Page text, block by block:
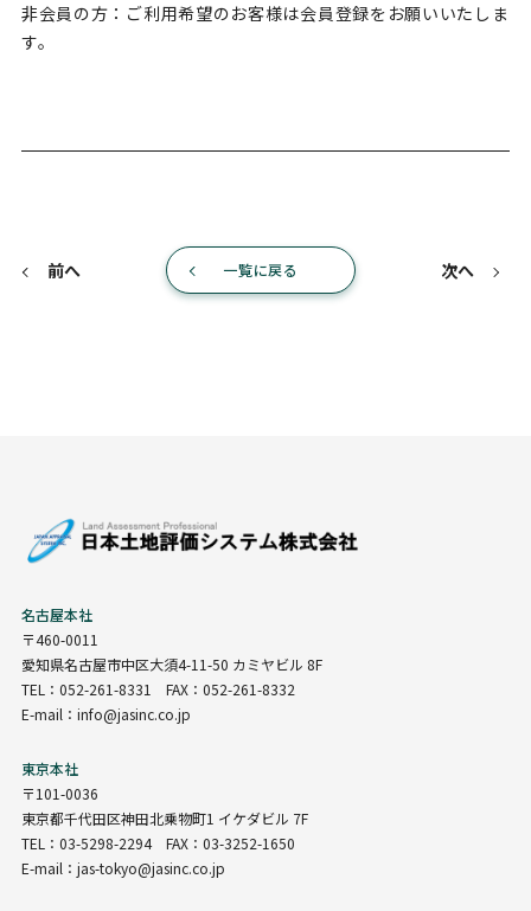
非会員の方：ご利用希望のお客様は会員登録をお願いいたしま
す。
前へ 一覧に戻る 次へ
名古屋本社
〒460-0011
愛知県名古屋市中区大須4-11-50 カミヤビル 8F
TEL：052-261-8331 FAX：052-261-8332
E-mail：info@jasinc.co.jp
東京本社
〒101-0036
東京都千代田区神田北乗物町1 イケダビル 7F
TEL：03-5298-2294 FAX：03-3252-1650
E-mail：jas-tokyo@jasinc.co.jp